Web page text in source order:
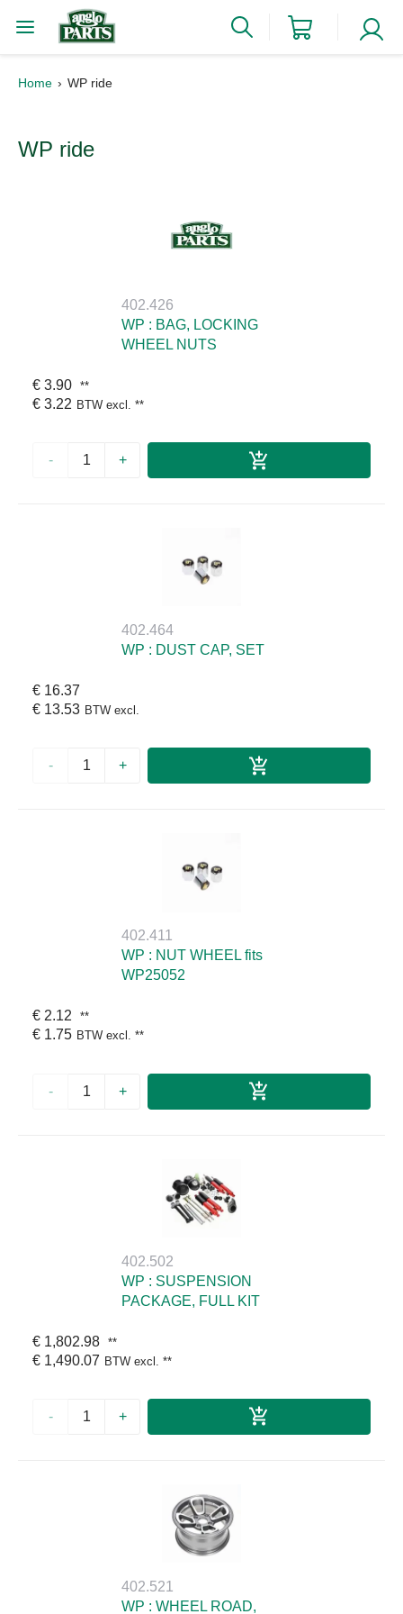
Home WP ride
WP ride
402.426
WP : BAG, LOCKING
WHEEL NUTS
€ 3.90 **
€ 3.22 BTW excl. **
- +
402.464
WP : DUST CAP, SET
€ 16.37
€ 13.53 BTW excl.
- +
402.411
WP : NUT WHEEL fits
WP25052
€ 2.12 **
€ 1.75 BTW excl. **
- +
402.502
WP : SUSPENSION
PACKAGE, FULL KIT
€ 1,802.98 **
€ 1,490.07 BTW excl. **
- +
402.521
WP : WHEEL ROAD,